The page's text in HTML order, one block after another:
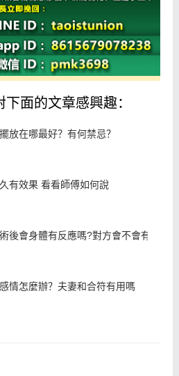
面的文章感興趣：
放在哪最好？有何禁忌？
有效果 看看師傅如何說
後會身體有反應嗎?對方會不會有感覺
情怎麼辦？夫妻和合符有用嗎